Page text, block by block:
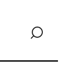
Siirry